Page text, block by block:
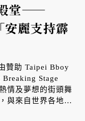
堂——
麗支持霹
贊助 Taipei Bboy
Stage
情及夢想的街頭舞
與來自世界各地的